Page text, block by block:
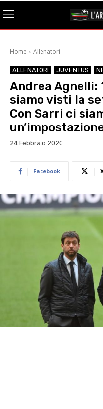
Home Allenatori
ALLENATORI JUVENTUS
Andrea Agnelli:
siamo visti la
Con Sarri ci
24 Febbraio 2020
Facebook X